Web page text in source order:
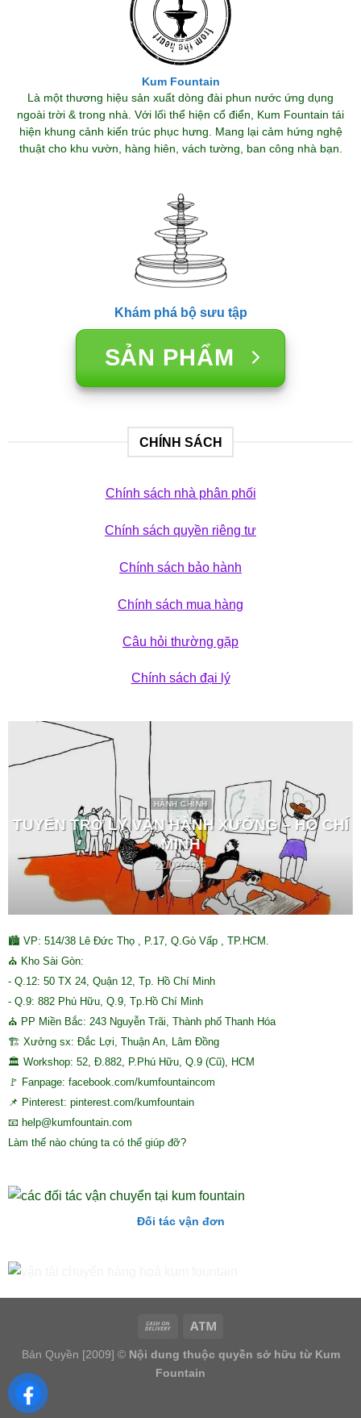
Kum Fountain
Là một thương hiệu sản xuất dòng đài phun nước ứng dụng
ngoài trời & trong nhà. Với lối thể hiện cổ điển, Kum Fountain tái
hiện khung cảnh kiến trúc phục hưng. Mang lại cảm hứng nghệ
thuật cho khu vườn, hàng hiên, vách tường, ban công nhà bạn.
Khám phá bộ sưu tập
SẢN PHẨM
CHÍNH SÁCH
Chính sách nhà phân phối
Chính sách quyền riêng tư
Chính sách bảo hành
Chính sách mua hàng
Câu hỏi thường gặp
Chính sách đại lý
HÀNH CHÍNH
TUYỂN TRỢ LÝ VẬN HÀNH XƯỞNG – HỒ CHÍ
MINH
22/02/2026
🏙 VP: 514/38 Lê Đức Thọ , P.17, Q.Gò Vấp , TP.HCM.
⛪ Kho Sài Gòn:
- Q.12: 50 TX 24, Quận 12, Tp. Hồ Chí Minh
- Q.9: 882 Phú Hữu, Q.9, Tp.Hồ Chí Minh
⛪ PP Miền Bắc: 243 Nguyễn Trãi, Thành phố Thanh Hóa
🏗 Xưởng sx: Đắc Lợi, Thuận An, Lâm Đồng
🏛 Workshop: 52, Đ.882, P.Phú Hữu, Q.9 (Cũ), HCM
🚩 Fanpage: facebook.com/kumfountaincom
📌 Pinterest: pinterest.com/kumfountain
📧 help@kumfountain.com
Làm thế nào chúng ta có thể giúp đỡ?
Đối tác vận đơn
Bản Quyền [2009] © Nội dung thuộc quyền sở hữu từ Kum
Fountain